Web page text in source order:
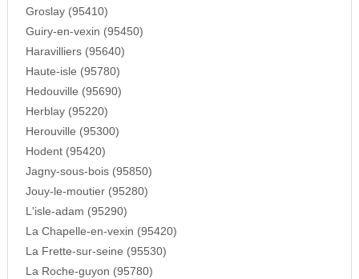
Groslay (95410)
Guiry-en-vexin (95450)
Haravilliers (95640)
Haute-isle (95780)
Hedouville (95690)
Herblay (95220)
Herouville (95300)
Hodent (95420)
Jagny-sous-bois (95850)
Jouy-le-moutier (95280)
L'isle-adam (95290)
La Chapelle-en-vexin (95420)
La Frette-sur-seine (95530)
La Roche-guyon (95780)